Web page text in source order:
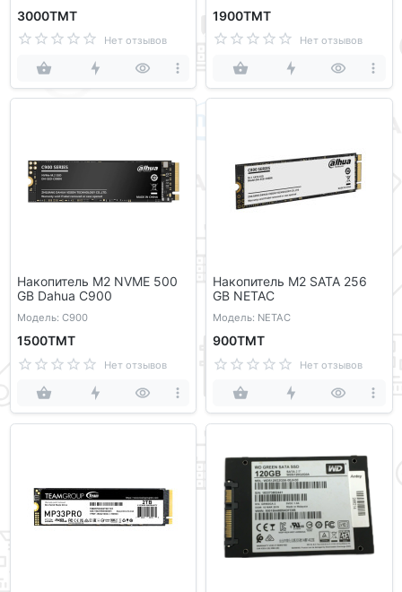
3000ТМТ
Нет отзывов
1900ТМТ
Нет отзывов
Накопитель M2 NVME 500
GB Dahua C900
Модель: C900
1500ТМТ
Нет отзывов
Накопитель M2 SATA 256
GB NETAC
Модель: NETAC
900ТМТ
Нет отзывов